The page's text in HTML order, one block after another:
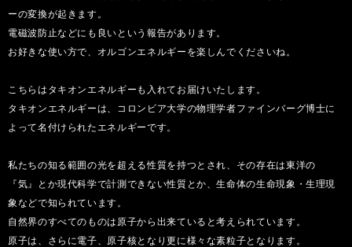
ーの変換が起きます。
電磁波防止などにも良いという報告があります。
お好きな使い方で、オルゴンエネルギーを楽しんでくださいね。
こちらはタキオンエネルギーも入れてお届けいたします。
タキオンエネルギーは、コロンビア大学の物理学者ファインバーグ博士に
よって名付けられたエネルギーです。
私たちの知る範囲の光を超える性質を持つとされ、その存在は東洋の
『気』とか現代科学で計測できない性質とか、生命体の生命現象・生理現
象などで知られています。
自然界のすべてのものは原子から出来ていると考えられています。
原子は、さらに電子、原子核となり更に様々な素粒子となります。